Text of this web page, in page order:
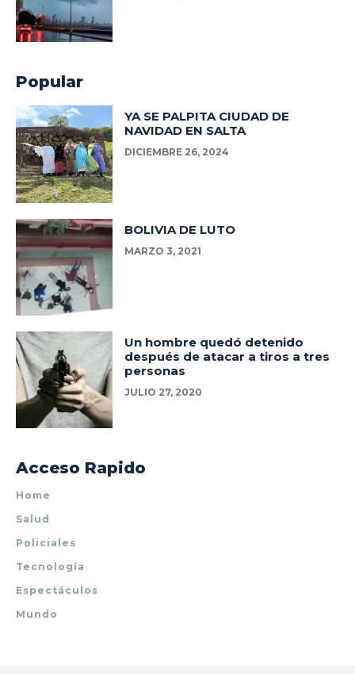
Popular
YA SE PALPITA CIUDAD DE
NAVIDAD EN SALTA
DICIEMBRE 26, 2024
BOLIVIA DE LUTO
MARZO 3, 2021
Un hombre quedó detenido
después de atacar a tiros a tres
personas
JULIO 27, 2020
Acceso Rapido
Home
Salud
Policiales
Tecnología
Espectáculos
Mundo